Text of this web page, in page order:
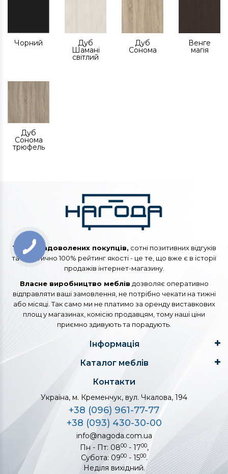
Чорний Дуб
Шамані
світлий
Дуб
Сонома
Венге
магія
Дуб
Сонома
трюфель
Тисячі задоволених покупців, сотні позитивних відгуків
та практично 100% рейтинг якості - це те, що вже є в історії
продажів інтернет-магазину.
Власне виробництво меблів дозволяє оперативно
відправляти ваші замовлення, не потрібно чекати на тижні
або місяці. Так само ми не платимо за оренду виставкових
площ у магазинах, комісію продавцям, тому наші ціни
приємно здивують та порадують.
Інформація
Каталог меблів
Контакти
Україна, м. Кременчук, вул. Чкалова, 194
+38 (096) 961-77-77
+38 (093) 430-30-00
info@nagoda.com.ua
Пн - Пт: 0800- 1700,
Субота: 0900- 1500.
Неділя вихідний.